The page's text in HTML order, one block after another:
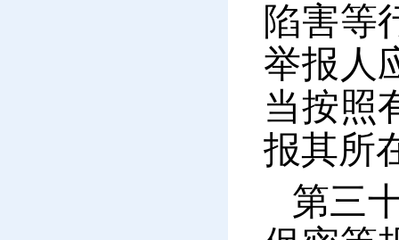
陷害等
举报人
当按照
报其所
第三